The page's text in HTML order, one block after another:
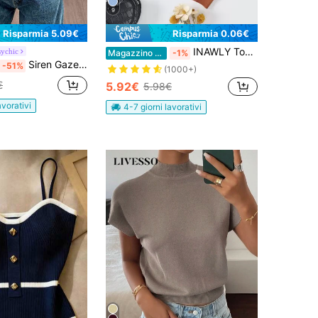
Risparmia 5.09€
-51% Siren Gaze Maglietta casual a maniche corte con scollo a ciambella, in maglia a righe, modello ampio per donna
9
Risparmia 0.06€
Magazzino EU -1% INAWLY Top con bretelle sottile a coste monocolore
(1000+)
5.92€ 5.98€
4-7 giorni lavorativi